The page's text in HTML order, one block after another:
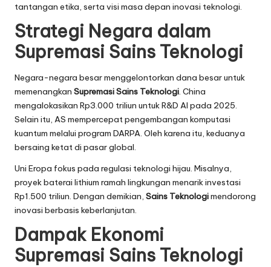
tantangan etika, serta visi masa depan inovasi teknologi.
Strategi Negara dalam
Supremasi Sains Teknologi
Negara-negara besar menggelontorkan dana besar untuk
memenangkan Supremasi Sains Teknologi. China
mengalokasikan Rp3.000 triliun untuk R&D AI pada 2025.
Selain itu, AS mempercepat pengembangan komputasi
kuantum melalui program DARPA. Oleh karena itu, keduanya
bersaing ketat di pasar global.
Uni Eropa fokus pada regulasi teknologi hijau. Misalnya,
proyek baterai lithium ramah lingkungan menarik investasi
Rp1.500 triliun. Dengan demikian, Sains Teknologimendorong
inovasi berbasis keberlanjutan.
Dampak Ekonomi
Supremasi Sains Teknologi